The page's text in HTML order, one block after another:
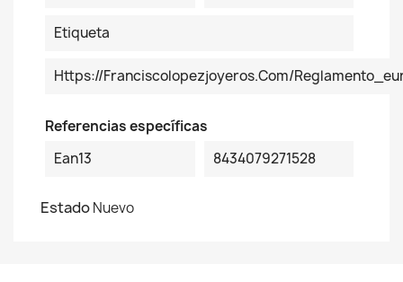
Etiqueta
Https://franciscolopezjoyeros.com/
Referencias específicas
Ean13
8434079271528
EstadoNuevo